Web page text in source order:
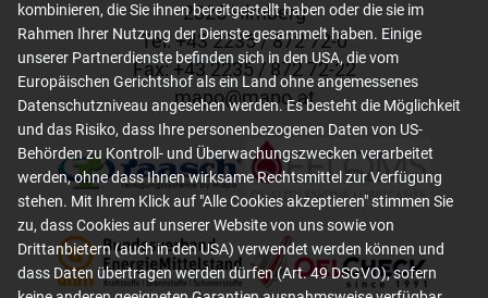
2325 Himberg
Tel: +43 2235 / 872 72-0
Fax: +43 2235 / 872 72-22
mapo@mapo.at
kombinieren, die Sie ihnen bereitgestellt haben oder die sie im
Rahmen Ihrer Nutzung der Dienste gesammelt haben. Einige
unserer Partnerdienste befinden sich in den USA, die vom
Europäischen Gerichtshof als ein Land ohne angemessenes
Datenschutzniveau angesehen werden. Es besteht die Möglichkeit
und das Risiko, dass Ihre personenbezogenen Daten von US-
Behörden zu Kontroll- und Überwachungszwecken verarbeitet
werden, ohne dass Ihnen wirksame Rechtsmittel zur Verfügung
stehen. Mit Ihrem Klick auf "Alle Cookies akzeptieren" stimmen Sie
zu, dass Cookies auf unserer Website von uns sowie von
Drittanbietern (auch in den USA) verwendet werden können und
dass Daten übertragen werden dürfen (Art. 49 DSGVO), sofern